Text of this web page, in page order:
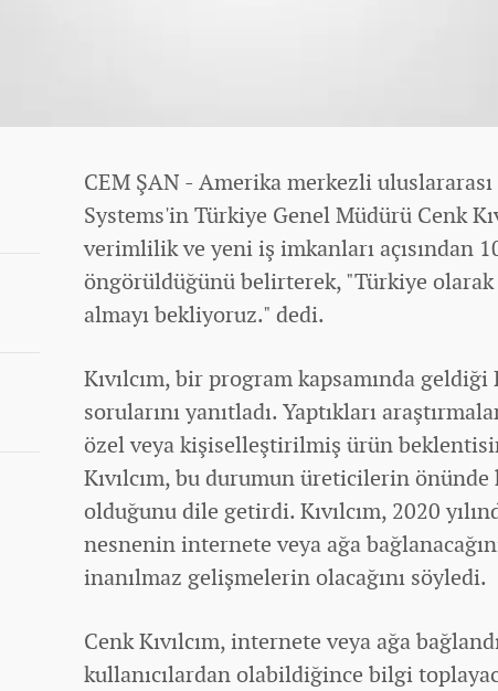
CEM ŞAN - Amerika merkezli
Systems'in Türkiye Genel Müdürü Cenk
verimlilik ve yeni iş imkanları açısından
öngörüldüğünü belirterek, "Türkiye
almayı bekliyoruz." dedi.
Kıvılcım, bir program kapsamında
sorularını yanıtladı. Yaptıkları
özel veya kişiselleştirilmiş ürün
Kıvılcım, bu durumun üreticilerin
olduğunu dile getirdi. Kıvılcım, 2020
nesnenin internete veya ağa
inanılmaz gelişmelerin olacağını söyledi.
Cenk Kıvılcım, internete veya ağa
kullanıcılardan olabildiğince bilgi